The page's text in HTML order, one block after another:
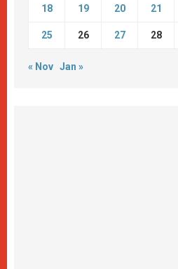
18 19 20 21
25 26 27 28
« Nov Jan »